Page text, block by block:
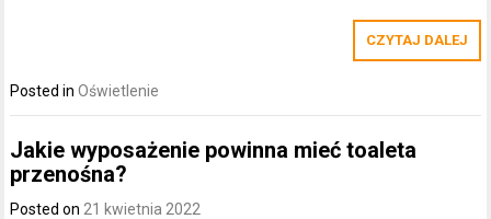
CZYTAJ DALEJ
Posted inOświetlenie
Jakie wyposażenie powinna mieć toaleta
przenośna?
Posted on 21 kwietnia 2022